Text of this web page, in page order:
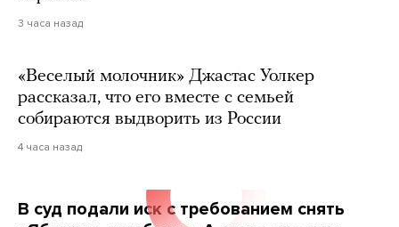
3 часа назад
«Веселый молочник» Джастас Уолкер
рассказал, что его вместе с семьей
собираются выдворить из России
4 часа назад
В суд подали иск с требованием снять